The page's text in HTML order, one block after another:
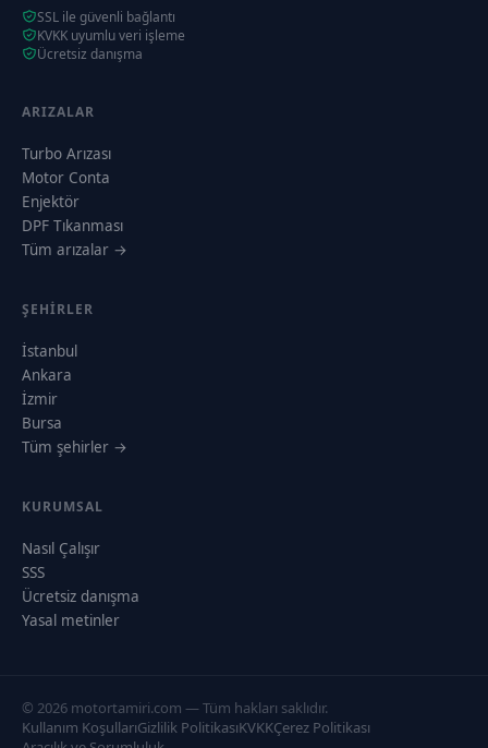
SSL ile güvenli bağlantı
KVKK uyumlu veri işleme
Ücretsiz danışma
ARIZALAR
Turbo Arızası
Motor Conta
Enjektör
DPF Tıkanması
Tüm arızalar →
ŞEHIRLER
İstanbul
Ankara
İzmir
Bursa
Tüm şehirler →
KURUMSAL
Nasıl Çalışır
SSS
Ücretsiz danışma
Yasal metinler
© 2026 motortamiri.com — Tüm hakları saklıdır.
Kullanım KoşullarıGizlilik PolitikasıKVKKÇerez Politikası